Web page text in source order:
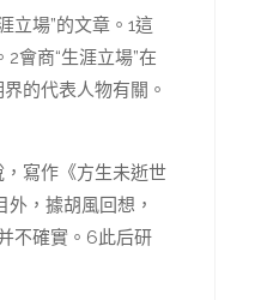
立場”的文章。1這
會商“生涯立場”在
的代表人物有關。
寫作《方生未逝世
，據胡風回想，
不確實。6此后研